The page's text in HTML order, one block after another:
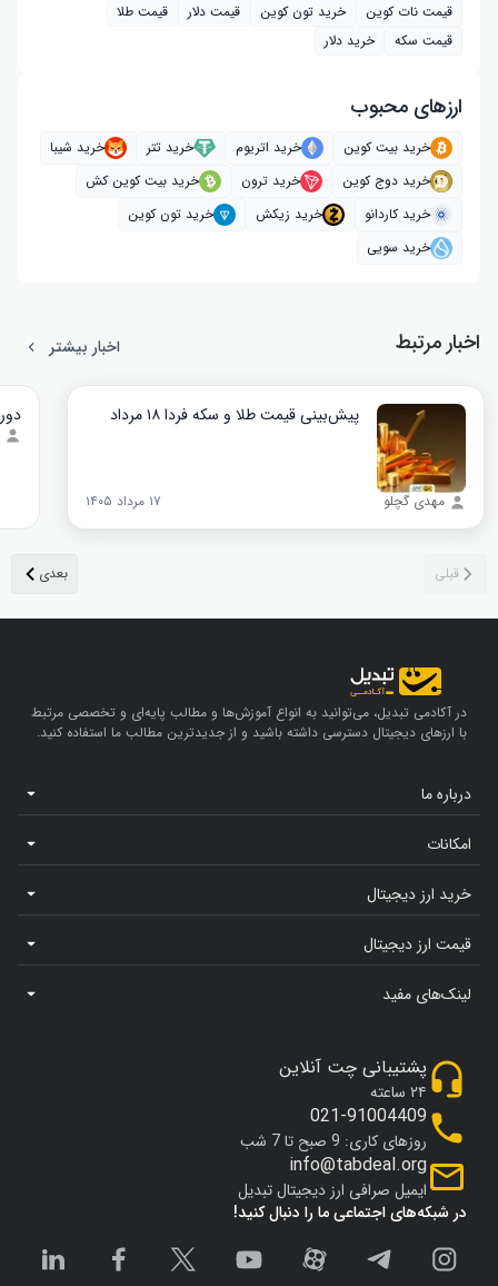
قیمت نات کوین
خرید تون کوین قیمت دلار
قیمت طلا
قیمت سکه
خرید دلار
ارز‌های محبوب
خرید بیت کوین خرید اتریوم خرید تتر
خرید شیبا
خرید دوج کوین
خرید ترون
خرید بیت کوین کش
خرید کاردانو
خرید زیکش
خرید تون کوین
خرید سویی
اخبار مرتبط اخبار بیشتر
پیش‌بینی قیمت طلا و سکه فردا ۱۸ مرداد
مهدی گچلو ۱۷ مرداد ۱۴۰۵
در آکادمی تبدیل، می‌توانید به انواع آموزش‌ها و مطالب پایه‌ای و تخصصی مرتبط
با ارزهای دیجیتال دسترسی داشته باشید و از جدیدترین مطالب ما استفاده کنید.
درباره ما
امکانات
خرید ارز دیجیتال
قیمت ارز دیجیتال
لینک‌های مفید
در شبکه‌های اجتماعی ما را دنبال کنید!
پشتیبانی چت آنلاین
۲۴ ساعته
021-91004409
روزهای کاری: 9 صبح تا 7 شب
info@tabdeal.org
ایمیل صرافی ارز دیجیتال تبدیل